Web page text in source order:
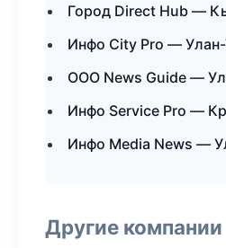
Город Direct Hub —
Инфо City Pro —
ООО News Guide —
Инфо Service Pro —
Инфо Media News —
Другие компании